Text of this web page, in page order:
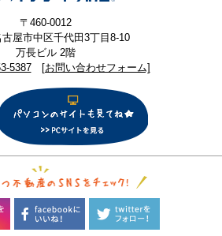
〒460-0012
屋市中区千代田3丁目8-10
万長ビル 2階
5387
[お問い合わせフォーム]